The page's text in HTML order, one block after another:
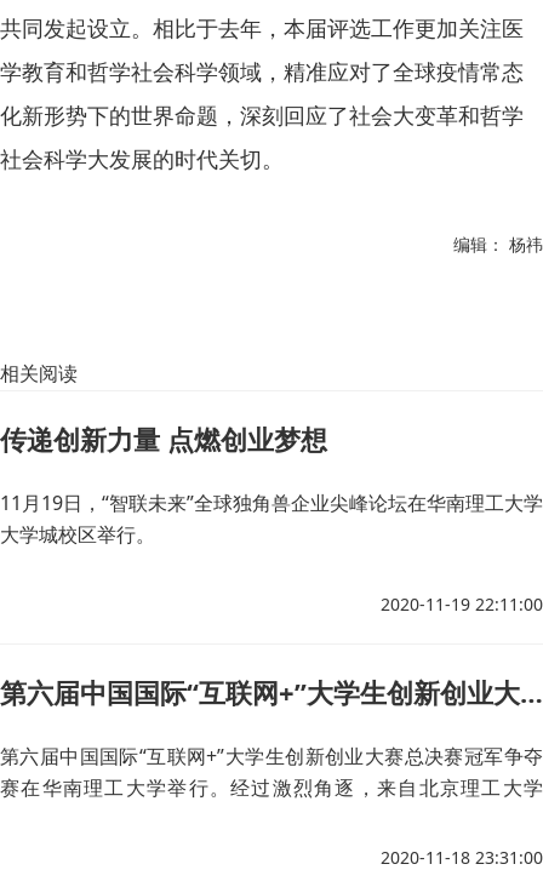
共同发起设立。相比于去年，本届评选工作更加关注医
学教育和哲学社会科学领域，精准应对了全球疫情常态
化新形势下的世界命题，深刻回应了社会大变革和哲学
社会科学大发展的时代关切。
编辑： 杨祎
相关阅读
传递创新力量 点燃创业梦想
11月19日，“智联未来”全球独角兽企业尖峰论坛在华南理工大学
大学城校区举行。
2020-11-19 22:11:00
第六届中国国际“互联网+”大学生创新创业大赛冠亚季军出炉
第六届中国国际“互联网+”大学生创新创业大赛总决赛冠军争夺
赛在华南理工大学举行。经过激烈角逐，来自北京理工大学
2020-11-18 23:31:00